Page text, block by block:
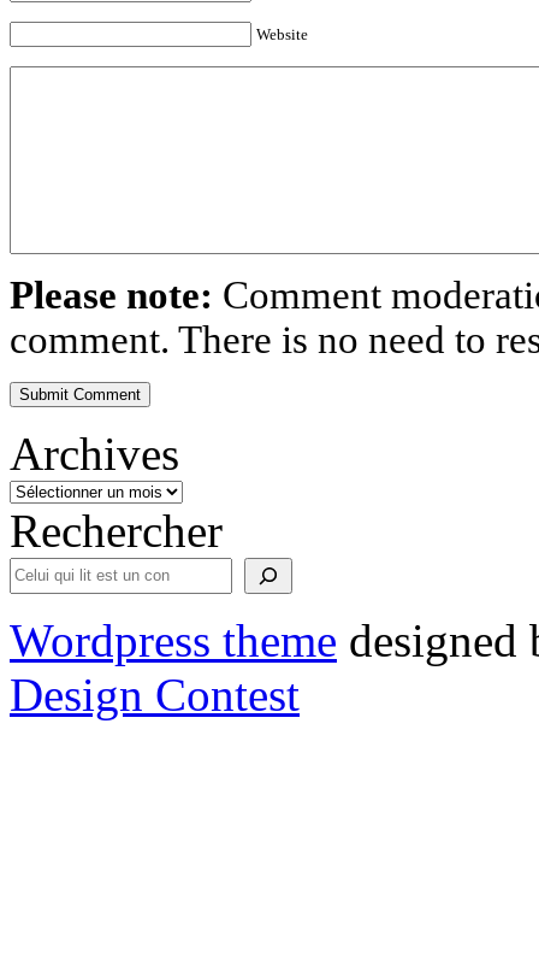
Website
Please note: Comment
comment. There is no need to
Archives
Rechercher
Wordpress theme
Design Contest